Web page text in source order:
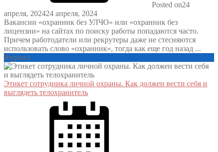
Posted on24
апреля, 202424 апреля, 2024
Вакансии «охранник без УЛЧО» или «охранник без
лицензии» на сайтах по поиску работы попадаются часто.
Причем работодатели или рекрутеры даже не стесняются
использовать слово «охранник», тогда как еще год назад ...
Журнал
Этикет сотрудника личной охраны. Как должен вести себя и
выглядеть телохранитель